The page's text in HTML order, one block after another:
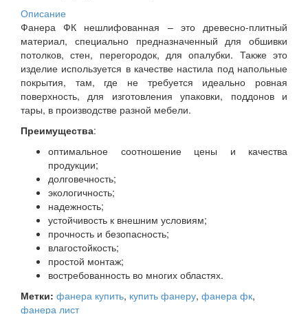
Описание
Фанера ФК нешлифованная – это древесно-плитный
материал, специально предназначенный для обшивки
потолков, стен, перегородок, для опалубки. Также это
изделие используется в качестве настила под напольные
покрытия, там, где не требуется идеально ровная
поверхность, для изготовления упаковки, поддонов и
тары, в производстве разной мебели.
Преимущества:
оптимальное соотношение цены и качества
продукции;
долговечность;
экологичность;
надежность;
устойчивость к внешним условиям;
прочность и безопасность;
влагостойкость;
простой монтаж;
востребованность во многих областях.
Метки: фанера купить, купить фанеру, фанера фк,
фанера лист